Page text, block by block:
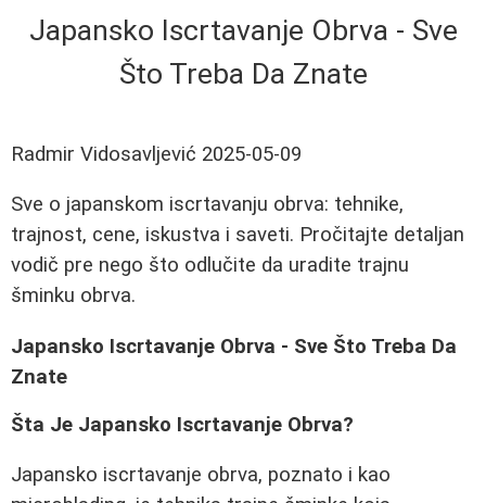
Japansko Iscrtavanje Obrva - Sve
Što Treba Da Znate
Radmir Vidosavljević 2025-05-09
Sve o japanskom iscrtavanju obrva: tehnike,
trajnost, cene, iskustva i saveti. Pročitajte detaljan
vodič pre nego što odlučite da uradite trajnu
šminku obrva.
Japansko Iscrtavanje Obrva - Sve Što Treba Da
Znate
Šta Je Japansko Iscrtavanje Obrva?
Japansko iscrtavanje obrva, poznato i kao